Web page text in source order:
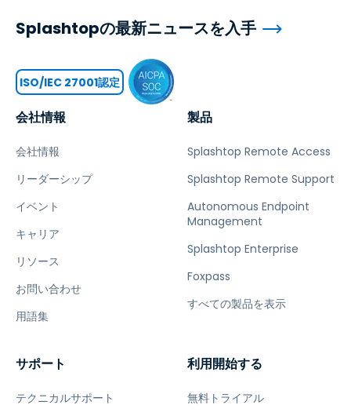
会社情報
会社情報
リーダーシップ
イベント
キャリア
リソース
お問い合わせ
用語集
製品
Splashtop Remote Access
Splashtop Remote Support
Autonomous Endpoint
Management
Splashtop Enterprise
Foxpass
すべての製品を表示
サポート
テクニカルサポート
利用開始する
無料トライアル
Splashtopの最新ニュースを入手
ISO/IEC 27001認定